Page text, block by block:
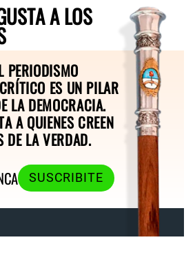
A LOS
PERIODISMO
ES UN PILAR
LA DEMOCRACIA.
A QUIENES CREEN
DE LA VERDAD.
SUSCRIBITE